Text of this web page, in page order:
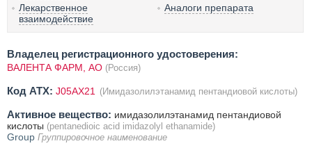
Лекарственное
взаимодействие
Аналоги препарата
Владелец регистрационного удостоверения:
ВАЛЕНТА ФАРМ, АО (Россия)
Код ATX: J05AX21 (Имидазолилэтанамид пентандиовой кислоты)
Активное вещество: имидазолилэтанамид пентандиовой
кислоты (pentanedioic acid imidazolyl ethanamide)
Group Группировочное наименование